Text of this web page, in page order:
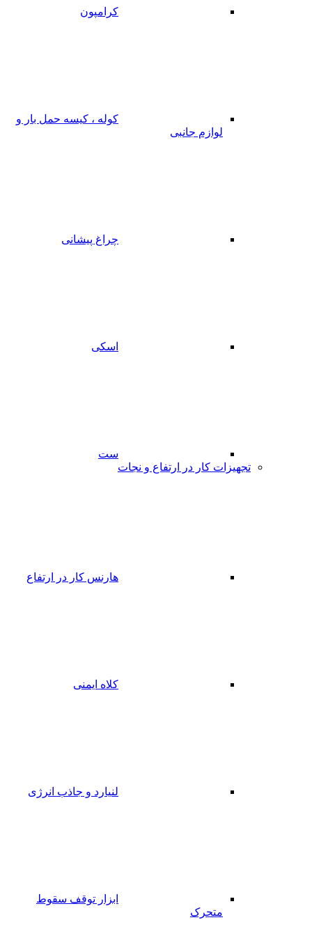
کرامپون
کوله ، کیسه حمل بار و
لوازم جانبی
چراغ پیشانی
اسکی
ست
تجهیزات کار در ارتفاع و نجات
هارنس کار در ارتفاع
کلاه ایمنی
لنیارد و جاذب انرژی
ابزار توقف سقوط
متحرک